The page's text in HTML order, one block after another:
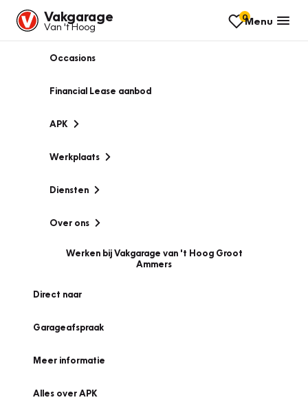
Vakgarage
Van 't Hoog
0Menu
Occasions
Financial Lease aanbod
APK
Werkplaats
Diensten
Over ons
Werken bij Vakgarage van 't Hoog Groot
Ammers
Direct naar
Garageafspraak
Meer informatie
Alles over APK